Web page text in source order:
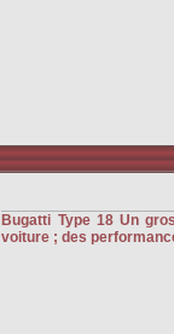
Bugatti Type 18 Un
voiture ; des